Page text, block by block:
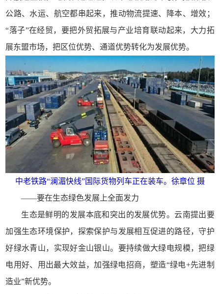
公路、水运、航空都串起来，推动物流提速、降本、增效；
“落子”在经贸，要把外贸拓展与产业培育联动起来，大力拓
展东盟市场，把区位优势、通道优势转化为发展优势。
中老铁路“澜湄快线”国际货物列车正在装车。徐章位 摄
——要在生态绿色发展上全面发力
生态是鲜明的发展本底和突出的发展优势。云南提出要
加强生态环境保护，探索保护与发展相互促进的路径，守护
好绿水青山，实现好金山银山。要持续做大绿电规模，把绿
电用好、用出最大效益，加强绿电招商，塑造“绿电+先进制
造业”新优势。